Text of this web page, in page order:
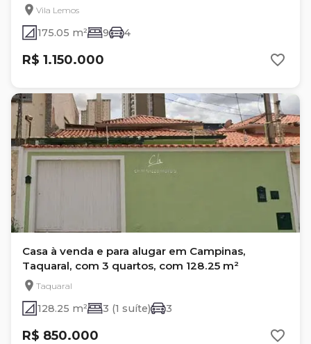
Vila Lemos
175.05 m² 9 4
R$ 1.150.000
Casa à venda e para alugar em Campinas,
Taquaral, com 3 quartos, com 128.25 m²
Taquaral
128.25 m² 3 (1 suíte) 3
R$ 850.000